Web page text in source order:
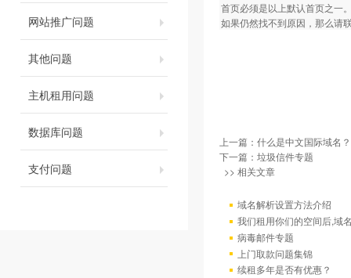
网站推广问题
其他问题
主机租用问题
数据库问题
支付问题
首页必须是以上默认首页之一
如果仍然找不到原因，那么请
上一篇： 什么是中文国际域名？
下一篇： 垃圾信件专题
>> 相关文章
域名解析设置方法介绍
我们租用你们的空间后,域
病毒邮件专题
上门取款问题集锦
续租多年是否有优惠？